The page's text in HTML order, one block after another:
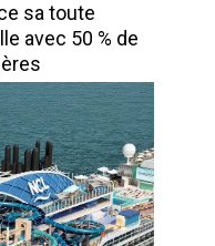
sa toute
avec 50 % de